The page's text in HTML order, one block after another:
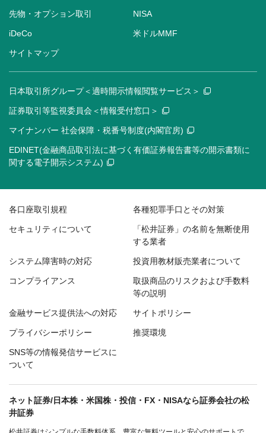
先物・オプション取引 NISA
iDeCo 米ドルMMF
サイトマップ
日本取引所グループ＜適時開示情報閲覧サービス＞
証券取引等監視委員会＜情報受付窓口＞
マイナンバー 社会保障・税番号制度(内閣官房)
EDINET(金融商品取引法に基づく有価証券報告書等の開示書類に
関する電子開示システム)
各口座取引規程 各種犯罪手口とその対策
セキュリティについて
「松井証券」の名前を無断使用
する業者
システム障害時の対応 投資用教材販売業者について
コンプライアンス
取扱商品のリスクおよび手数料
等の説明
金融サービス提供法への対応 サイトポリシー
プライバシーポリシー 推奨環境
SNS等の情報発信サービスに
ついて
ネット証券/日本株・米国株・投信・FX・NISAなら証券会社の松
井証券